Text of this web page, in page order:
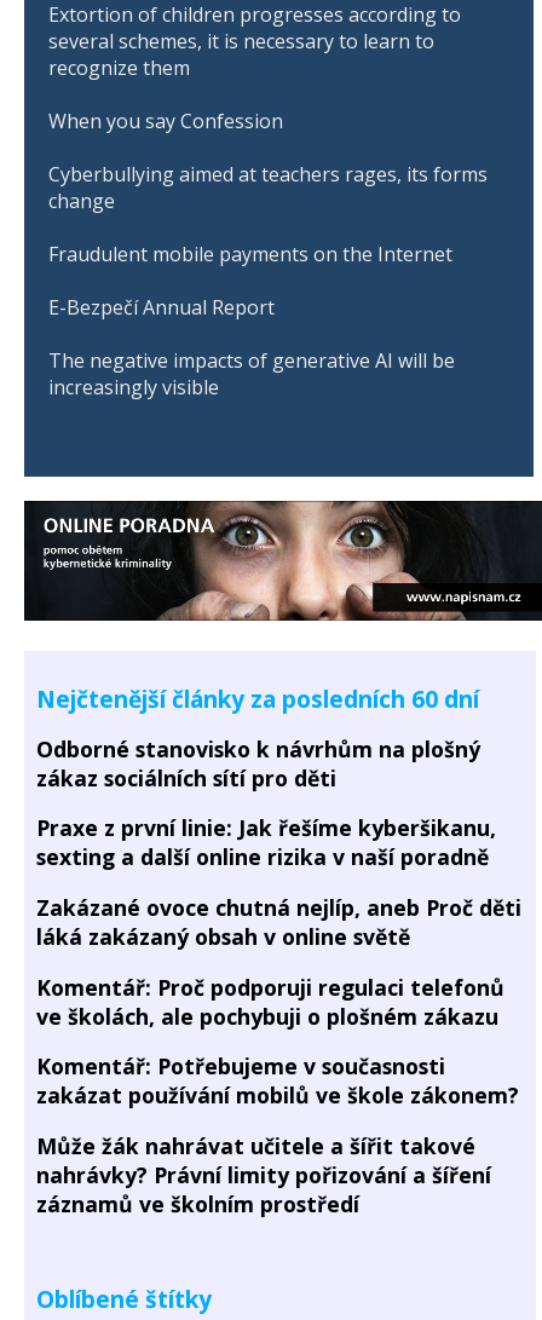
Extortion of children progresses according to
several schemes, it is necessary to learn to
recognize them
When you say Confession
Cyberbullying aimed at teachers rages, its forms
change
Fraudulent mobile payments on the Internet
E-Bezpečí Annual Report
The negative impacts of generative AI will be
increasingly visible
Nejčtenější články za posledních 60 dní
Odborné stanovisko k návrhům na plošný
zákaz sociálních sítí pro děti
Praxe z první linie: Jak řešíme kyberšikanu,
sexting a další online rizika v naší poradně
Zakázané ovoce chutná nejlíp, aneb Proč děti
láká zakázaný obsah v online světě
Komentář: Proč podporuji regulaci telefonů
ve školách, ale pochybuji o plošném zákazu
Komentář: Potřebujeme v současnosti
zakázat používání mobilů ve škole zákonem?
Může žák nahrávat učitele a šířit takové
nahrávky? Právní limity pořizování a šíření
záznamů ve školním prostředí
Oblíbené štítky